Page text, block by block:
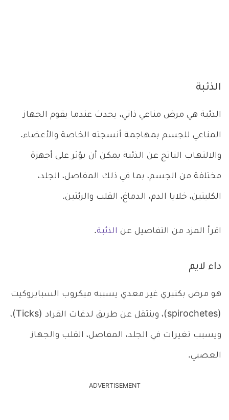
الذئبة
الذئبة هي مرض مناعي ذاتي، يحدث عندما يقوم الجهاز
المناعي للجسم بمهاجمة أنسجته الخاصة والأعضاء.
والالتهاب الناتج عن الذئبة يمكن أن يؤثر على أجهزة
مختلفة من الجسم، بما في ذلك المفاصل، الجلد،
الكليتين، خلايا الدم، الدماغ، القلب والرئتين.
اقرأ المزد من التفاصيل عن الذئبة.
داء لايم
هو مرض بكتيري غير معدي يسببه ميكروب السبايروكيت
(spirochetes)، وينتقل عن طريق لدغات القراد (Ticks)،
ويسبب تغيرات في الجلد، المفاصل، القلب والجهاز
العصبي.
ADVERTISEMENT